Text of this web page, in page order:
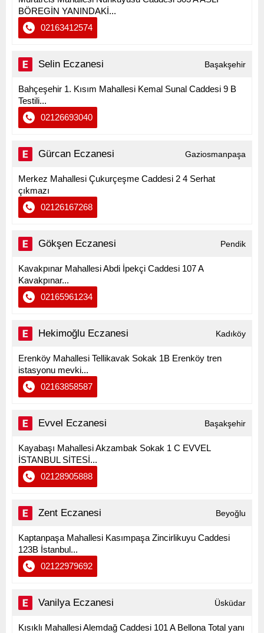
BÖREGİN YANINDAKİ...
02163412574
Selin Eczanesi Başakşehir
Bahçeşehir 1. Kısım Mahallesi Kemal Sunal Caddesi 9 B
Testili...
02126693040
Gürcan Eczanesi Gaziosmanpaşa
Merkez Mahallesi Çukurçeşme Caddesi 2 4 Serhat
çıkmazı
02126167268
Gökşen Eczanesi Pendik
Kavakpınar Mahallesi Abdi İpekçi Caddesi 107 A
Kavakpınar...
02165961234
Hekimoğlu Eczanesi Kadıköy
Erenköy Mahallesi Tellikavak Sokak 1B Erenköy tren
istasyonu mevki...
02163858587
Evvel Eczanesi Başakşehir
Kayabaşı Mahallesi Akzambak Sokak 1 C EVVEL
İSTANBUL SİTESİ...
02128905888
Zent Eczanesi Beyoğlu
Kaptanpaşa Mahallesi Kasımpaşa Zincirlikuyu Caddesi
123B İstanbul...
02122979692
Vanilya Eczanesi Üsküdar
Kısıklı Mahallesi Alemdağ Caddesi 101 A Bellona Total yanı